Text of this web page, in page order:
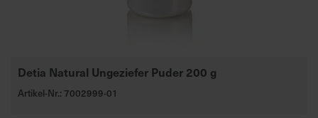
Detia Natural Ungeziefer Puder 200 g
Artikel-Nr.: 7002999-01